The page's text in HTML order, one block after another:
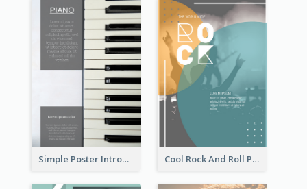
Simple Poster Introducing Information Of Piano Cool Rock And Roll Poster With Photo